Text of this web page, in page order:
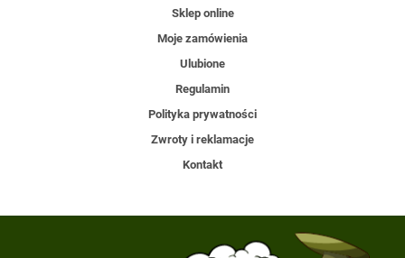
Sklep online
Moje zamówienia
Ulubione
Regulamin
Polityka prywatności
Zwroty i reklamacje
Kontakt